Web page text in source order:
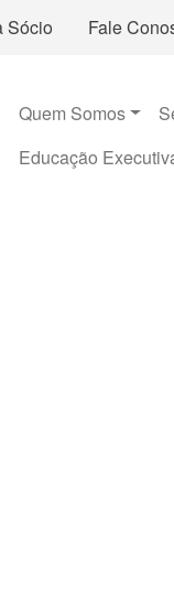
Sócio Fale
Quem Somos
Educação